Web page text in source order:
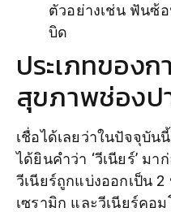
ตัวอย่างเช่น ฟันซ้
บิด
ประเภทของก
สุขภาพช่องป
เชื่อได้เลยว่าในปัจจุบั
ได้ยินคำว่า ‘วีเนียร์’ ม
วีเนียร์ถูกแบ่งออกเป็น
เซรามิก และวีเนียร์คอ